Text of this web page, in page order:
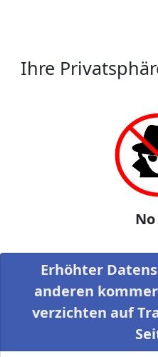
Ihre
Erhöhter
anderen
verzichten auf